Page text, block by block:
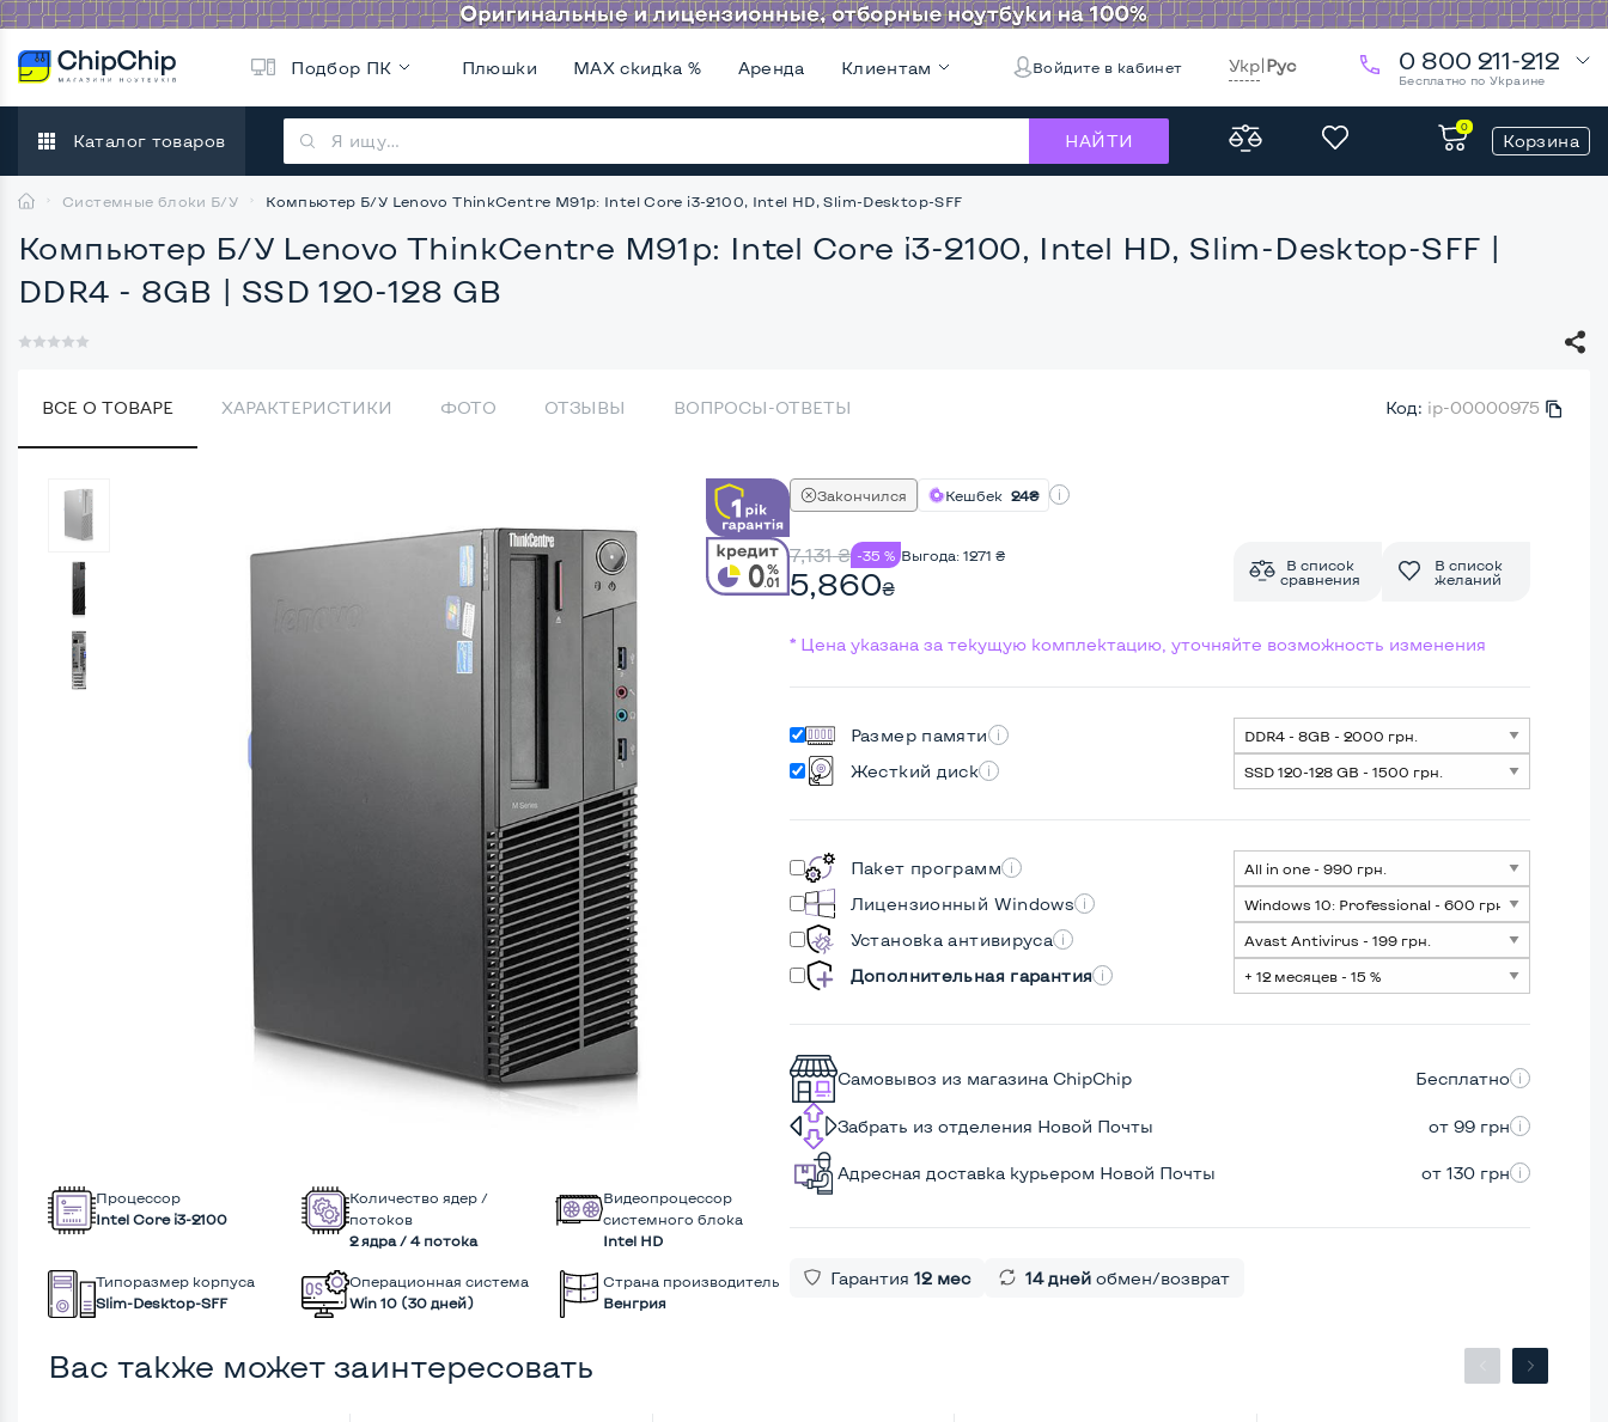
Подбор ПК Плюшки MAX скидка % Аренда Клиентам Войдите в кабинет Укр|Рус 0 800 211-212
Бесплатно по Украине
Каталог товаров НАЙТИ
0
Корзина
Системные блоки Б/У Компьютер Б/У Lenovo ThinkCentre M91p: Intel Core i3-2100, Intel HD, Slim-Desktop-SFF
Компьютер Б/У Lenovo ThinkCentre M91p: Intel Core i3-2100, Intel HD, Slim-Desktop-SFF |
DDR4 - 8GB | SSD 120-128 GB
ВСЕ О ТОВАРЕ ХАРАКТЕРИСТИКИ ФОТО ОТЗЫВЫ ВОПРОСЫ-ОТВЕТЫ Код: ip-00000975
Процессор
Intel Core i3-2100
Количество ядер /
потоков
2 ядра / 4 потока
Видеопроцессор
системного блока
Intel HD
Типоразмер корпуса
Slim-Desktop-SFF
Операционная система
Win 10 (30 дней)
Страна производитель
Венгрия
Закончился Кешбек 24₴
7,131₴ -35 % Выгода: 1271 ₴
5,860₴
В список
сравнения
В список
желаний
* Цена указана за текущую комплектацию, уточняйте возможность изменения
Размер памяти
Жесткий диск
Пакет программ
Лицензионный Windows
Установка антивируса
Дополнительная гарантия
Самовывоз из магазина ChipChip Бесплатно
Забрать из отделения Новой Почты от 99 грн
Адресная доставка курьером Новой Почты от 130 грн
Гарантия 12 мес 14 днейобмен/возврат
Вас также может заинтересовать